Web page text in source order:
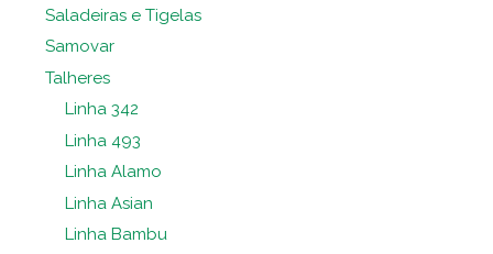
Saladeiras e Tigelas
Samovar
Talheres
Linha 342
Linha 493
Linha Alamo
Linha Asian
Linha Bambu